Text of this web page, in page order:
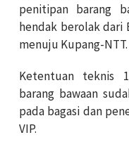
penitipan barang
hendak berolak dari
menuju Kupang-NTT.
Ketentuan teknis
barang bawaan
pada bagasi dan
VIP.